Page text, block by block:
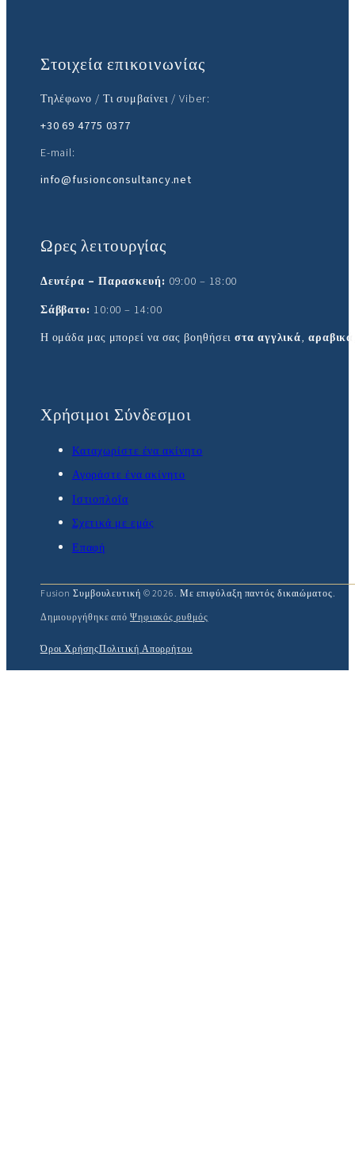
Στοιχεία επικοινωνίας
Τηλέφωνο / Τι συμβαίνει / Viber:
+30 69 4775 0377
E-mail:
info@fusionconsultancy.net
Ωρες λειτουργίας
Δευτέρα – Παρασκευή: 09:00 – 18:00
Σάββατο: 10:00 – 14:00
Η ομάδα μας μπορεί να σας βοηθήσειστα αγγλικά, αραβικά
Χρήσιμοι Σύνδεσμοι
Καταχωρίστε ένα ακίνητο
Αγοράστε ένα ακίνητο
Ιστιοπλοΐα
Σχετικά με εμάς
Επαφή
Fusion Συμβουλευτική © 2026. Με επιφύλαξη παντός δικαιώματος.
Δημιουργήθηκε από Ψηφιακός ρυθμός
Όροι ΧρήσηςΠολιτική Απορρήτου